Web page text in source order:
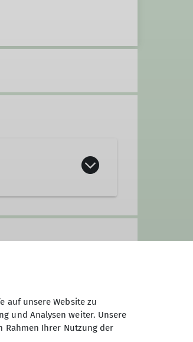
an, dass sich
auf unsere Website zu
und Analysen weiter. Unsere
Rahmen Ihrer Nutzung der